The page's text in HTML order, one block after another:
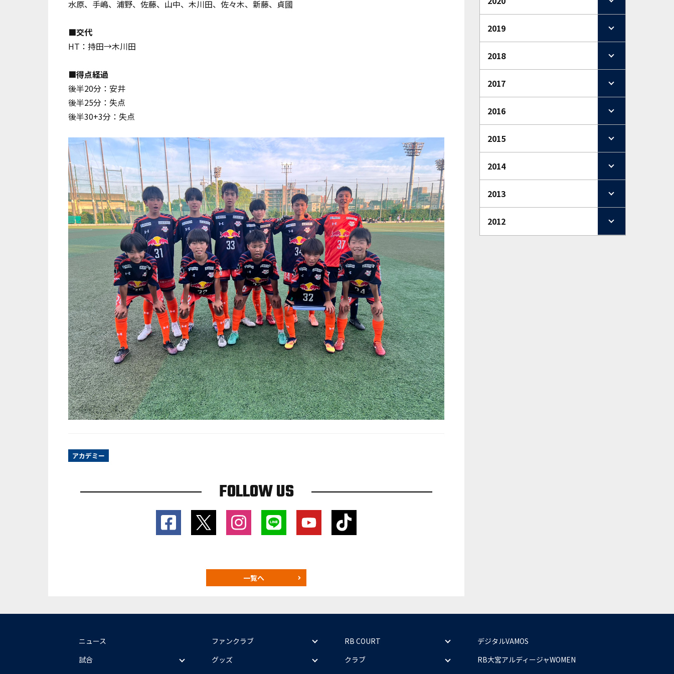
水原、手嶋、浦野、佐藤、山中、木川田、佐々木、新藤、貞國
■交代
HT：持田→木川田
■得点経過
後半20分：安井
後半25分：失点
後半30+3分：失点
アカデミー
FOLLOW US
一覧へ
2019
2018
2017
2016
2015
2014
2013
2012
ニュース
試合
ファンクラブ
グッズ
RB COURT
クラブ
デジタルVAMOS
RB大宮アルディージャWOMEN